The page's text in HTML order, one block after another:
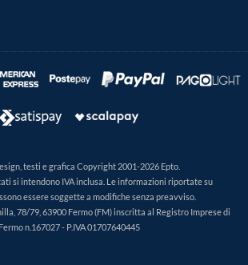
testi e grafica Copyright 2001-2026 Epto.
si intendono IVA inclusa. Le informazioni riportate su
essere soggette a modifiche senza preavviso.
78/79, 63900 Fermo (FM) inscritta al Registro Imprese di
Fermo n.167027 - P.IVA 01707640445